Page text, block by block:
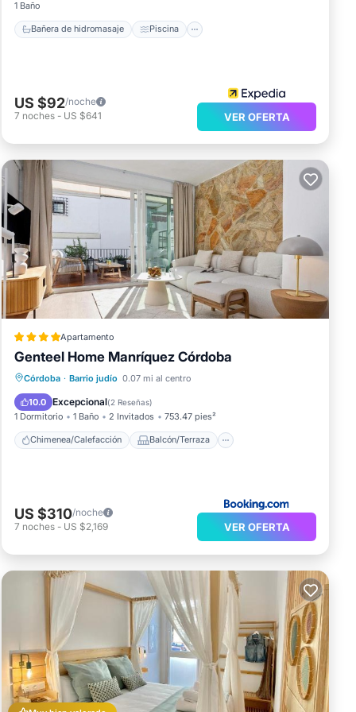
1 Baño
Bañera de hidromasaje Piscina
US $92/noche
7 noches - US $641 VER OFERTA
Apartamento
Genteel Home Manríquez Córdoba
Córdoba · Barrio judío 0.07 mi al centro
10.0 Excepcional(2 Reseñas)
1 Dormitorio 1 Baño 2 Invitados 753.47 pies²
Chimenea/Calefacción Balcón/Terraza
Chimenea/Calefacción
Aparcamiento
US $310/noche
7 noches - US $2,169 VER OFERTA